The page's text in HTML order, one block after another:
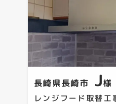
長崎県長崎市 J様
レンジフード取替工